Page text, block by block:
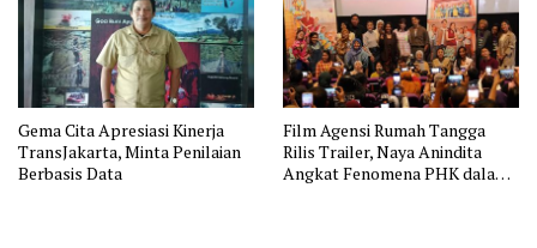
Gema Cita Apresiasi Kinerja
TransJakarta, Minta Penilaian
Berbasis Data
Film Agensi Rumah Tangga
Rilis Trailer, Naya Anindita
Angkat Fenomena PHK dalam